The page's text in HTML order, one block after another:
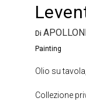
Di
Painting
Olio su
Collezione